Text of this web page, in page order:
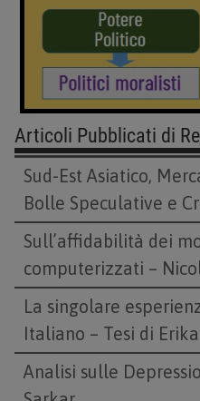
Articoli Pubblicati di
Sud-Est Asiatico,
Bolle Speculative e
Sull’affidabilità dei
computerizzati –
La singolare
Italiano – Tesi di Erika
Analisi sulle